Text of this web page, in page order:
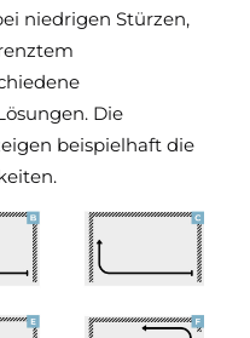
niedrigen Stürzen,
Die
beispielhaft die